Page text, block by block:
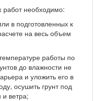
работ необходимо:
в подготовленных к
на весь объем
работы по
до влажности не
и уложить его в
осушить грунт под
ветра;